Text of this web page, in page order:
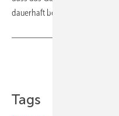
dauerhaft bewahrt wird.
Tags